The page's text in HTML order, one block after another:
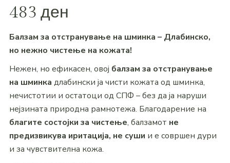
483ден
Балзам за отстранување на шминка – Длабинско,
но нежно чистење на кожата!
Нежен, но ефикасен, овој балзам за отстранување
на шминка длабински ја чисти кожата од шминка,
нечистотии и остатоци од СПФ – без да ја наруши
нејзината природна рамнотежа. Благодарение на
благите состојки за чистење, балзамот не
предизвикува иритација, не суши и е совршен дури
и за чувствителна кожа.